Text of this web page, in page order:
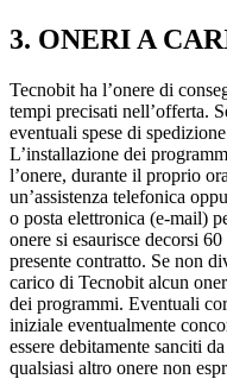
3. ONERI A
Tecnobit ha l’onere di
tempi precisati nell’offerta.
eventuali spese di
L’installazione dei
l’onere, durante il proprio
un’assistenza telefonica
o posta elettronica (e-mail)
onere si esaurisce decorsi
presente contratto. Se non
carico di Tecnobit alcun
dei programmi. Eventuali
iniziale eventualmente
essere debitamente sanciti
qualsiasi altro onere non